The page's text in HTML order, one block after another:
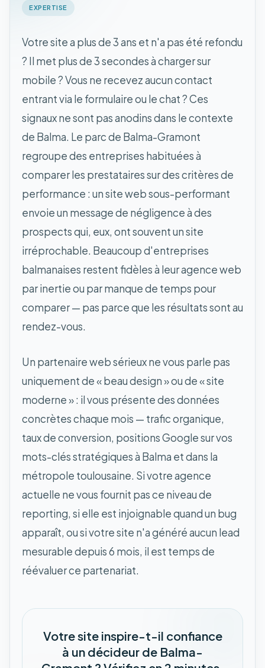
EXPERTISE
Votre site a plus de 3 ans et n'a pas été refondu
? Il met plus de 3 secondes à charger sur
mobile ? Vous ne recevez aucun contact
entrant via le formulaire ou le chat ? Ces
signaux ne sont pas anodins dans le contexte
de Balma. Le parc de Balma-Gramont
regroupe des entreprises habituées à
comparer les prestataires sur des critères de
performance : un site web sous-performant
envoie un message de négligence à des
prospects qui, eux, ont souvent un site
irréprochable. Beaucoup d'entreprises
balmanaises restent fidèles à leur agence web
par inertie ou par manque de temps pour
comparer — pas parce que les résultats sont au
rendez-vous.
Un partenaire web sérieux ne vous parle pas
uniquement de « beau design » ou de « site
moderne » : il vous présente des données
concrètes chaque mois — trafic organique,
taux de conversion, positions Google sur vos
mots-clés stratégiques à Balma et dans la
métropole toulousaine. Si votre agence
actuelle ne vous fournit pas ce niveau de
reporting, si elle est injoignable quand un bug
apparaît, ou si votre site n'a généré aucun lead
mesurable depuis 6 mois, il est temps de
réévaluer ce partenariat.
Votre site inspire-t-il confiance
à un décideur de Balma-